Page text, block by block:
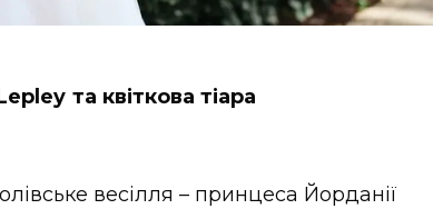
та квіткова тіара
весілля – принцеса Йорданії